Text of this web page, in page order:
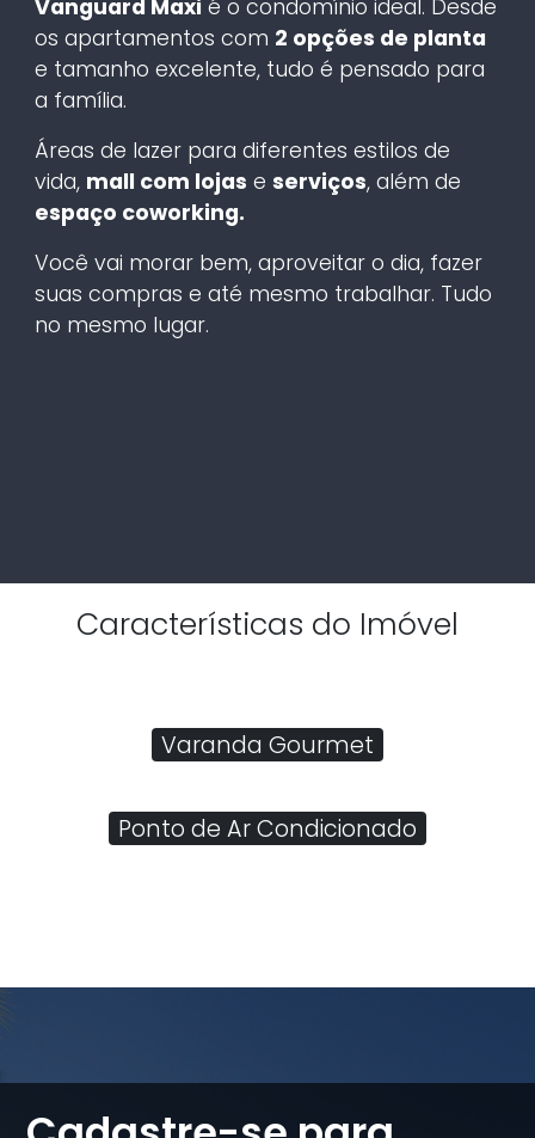
Vanguard Maxi é o condomínio ideal. Desde
os apartamentos com 2 opções de planta
e tamanho excelente, tudo é pensado para
a família.
Áreas de lazer para diferentes estilos de
vida, mall com lojas e serviços, além de
espaço coworking.
Você vai morar bem, aproveitar o dia, fazer
suas compras e até mesmo trabalhar. Tudo
no mesmo lugar.
Características do Imóvel
Varanda Gourmet
Ponto de Ar Condicionado